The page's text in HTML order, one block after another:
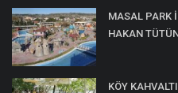
MASAL PARK
HAKAN
KÖY